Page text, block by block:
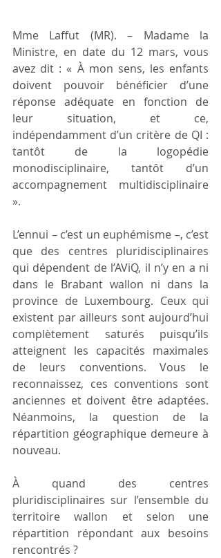
Mme Laffut (MR). – Madame la
Ministre, en date du 12 mars, vous
avez dit : « À mon sens, les enfants
doivent pouvoir bénéficier d’une
réponse adéquate en fonction de
leur situation, et ce,
indépendamment d’un critère de QI :
tantôt de la logopédie
monodisciplinaire, tantôt d’un
accompagnement multidisciplinaire
».
L’ennui – c’est un euphémisme –, c’est
que des centres pluridisciplinaires
qui dépendent de l’AViQ, il n’y en a ni
dans le Brabant wallon ni dans la
province de Luxembourg. Ceux qui
existent par ailleurs sont aujourd’hui
complètement saturés puisqu’ils
atteignent les capacités maximales
de leurs conventions. Vous le
reconnaissez, ces conventions sont
anciennes et doivent être adaptées.
Néanmoins, la question de la
répartition géographique demeure à
nouveau.
À quand des centres
pluridisciplinaires sur l’ensemble du
territoire wallon et selon une
répartition répondant aux besoins
rencontrés ?